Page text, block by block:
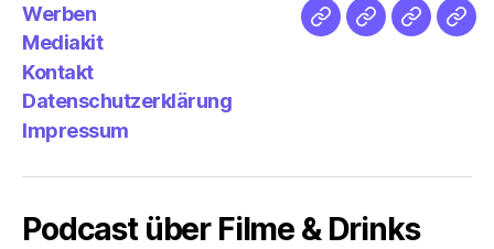
Werben
Mediakit
Kontakt
Datenschutzerklärung
Impressum
NetzMedien
Podcast über Filme & Drinks